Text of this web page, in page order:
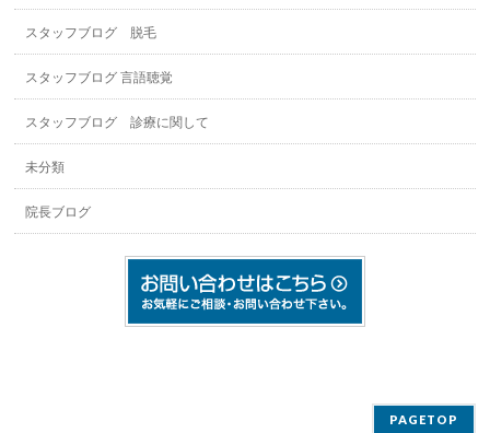
スタッフブログ 脱毛
スタッフブログ 言語聴覚
スタッフブログ 診療に関して
未分類
院長ブログ
PAGETOP